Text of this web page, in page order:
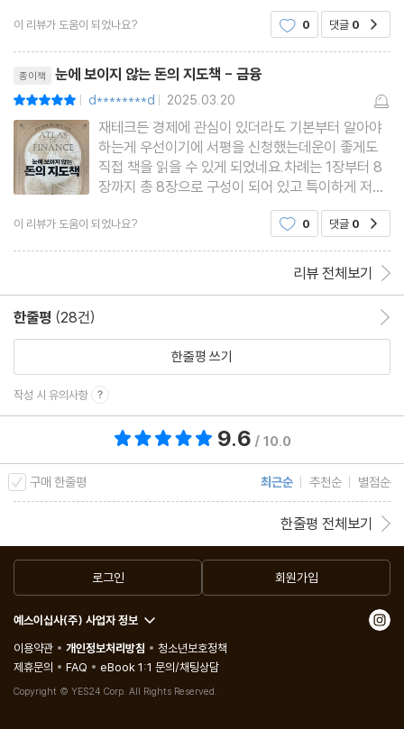
이 리뷰가 도움이 되었나요? 0 댓글 0
종이책 눈에 보이지 않는 돈의 지도책 - 금융
| d********d | 2025.03.20
재테크든 경제에 관심이 있더라도 기본부터 알아야
하는게 우선이기에 서평을 신청했는데운이 좋게도
직접 책을 읽을 수 있게 되었네요.차례는 1장부터 8
장까지 총 8장으로 구성이 되어 있고 특이하게 저자
소개가 제일 마지막에있네요.1장부터 8장까지 각 장
별로 10개의 주제로 나누어져 구성이 되어 있네요.1
이 리뷰가 도움이 되었나요? 0 댓글 0
리뷰 전체보기
한줄평 (28건)
한줄평 쓰기
작성 시 유의사항
9.6 / 10.0
구매 한줄평 최근순 추천순 별점순
한줄평 전체보기
로그인 회원가입
예스이십사(주) 사업자 정보
이용약관
개인정보처리방침
청소년보호정책
제휴문의
FAQ eBook 1:1 문의/채팅상담
Copyright © YES24 Corp. All Rights Reserved.